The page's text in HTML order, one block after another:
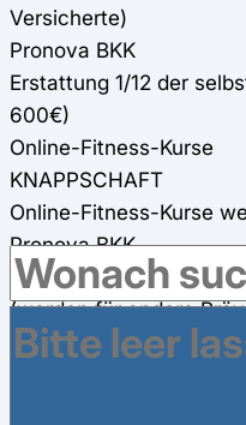
Versicherte)
Pronova BKK
Erstattung 1/12 der
600€)
Online-Fitness-Kurse
KNAPPSCHAFT
Online-Fitness-Kurse
Pronova BKK
150€ Zuschuss für zwei
(werden für andere
angerechnet)